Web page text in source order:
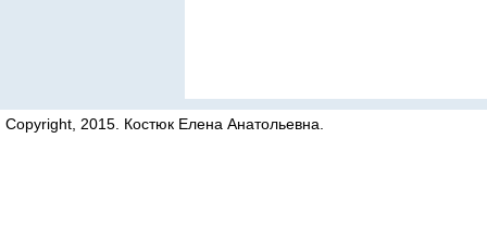
Copyright, 2015. Костюк Елена Анатольевна.